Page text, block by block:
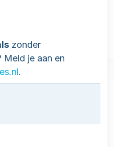
zonder
Meld je aan en
.